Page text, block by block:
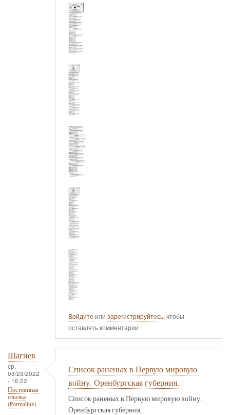
Войдите или зарегистрируйтесь, чтобы
оставлять комментарии
Шагиев
ср,
03/23/2022
- 16:22
Постоянная
ссылка
(Permalink)
Список раненых в Первую мировую
войну. Оренбургская губерния.
Список раненых в Первую мировую войну.
Оренбургская губерния.